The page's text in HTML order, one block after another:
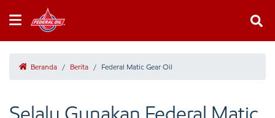
Beranda / Berita / Federal Matic Gear Oil